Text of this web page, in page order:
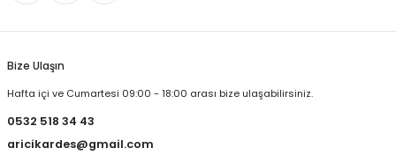
Bize Ulaşın
Hafta içi ve Cumartesi 09:00 - 18:00 arası bize ulaşabilirsiniz.
0532 518 34 43
aricikardes@gmail.com